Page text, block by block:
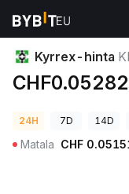
Kryptohinnat
Kyrrex-hinta
24H 7D 14D
Matala CHF